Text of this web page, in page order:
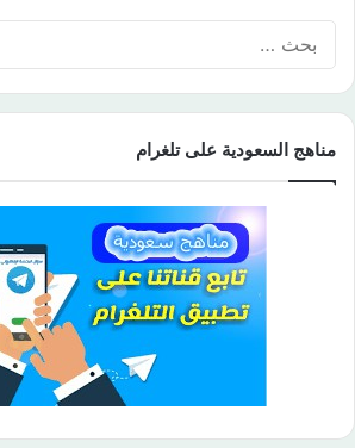
مناهج السعودية على تلغرام